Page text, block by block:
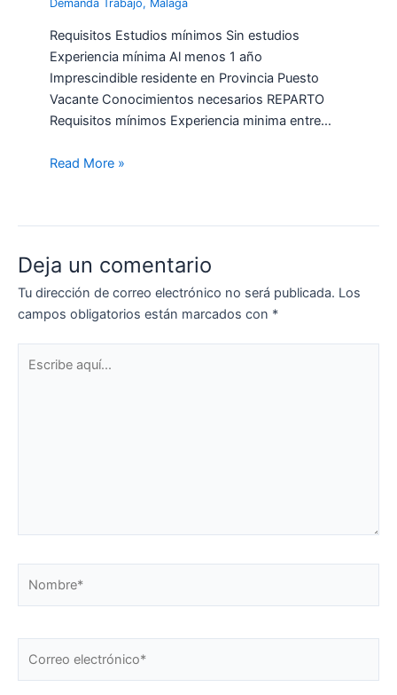
Demanda Trabajo, Málaga
Requisitos Estudios mínimos Sin estudios
Experiencia mínima Al menos 1 año
Imprescindible residente en Provincia Puesto
Vacante Conocimientos necesarios REPARTO
Requisitos mínimos Experiencia minima entre…
Read More »
Deja un comentario
Tu dirección de correo electrónico no será publicada. Los
campos obligatorios están marcados con *
electrónico*